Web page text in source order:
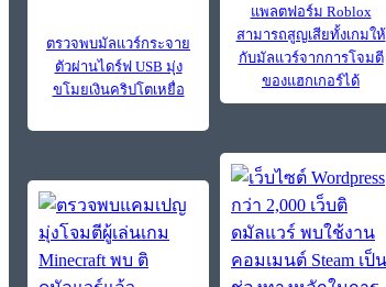
ตรวจพบมัลแวร์กระจาย
ตัวผ่านไดร์ฟ USB มุ่ง
ขโมยเงินคริปโตเหยื่อ
แพลตฟอร์ม Roblox
สามารถสูญเสียทั้งเกมให้
กับมัลแวร์จากการโจมตี
ของแฮกเกอร์ได้